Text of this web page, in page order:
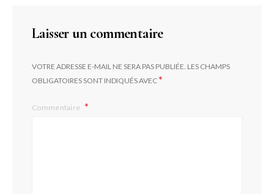
Laisser un commentaire
VOTRE ADRESSE E-MAIL NE SERA PAS PUBLIÉE. LES CHAMPS
OBLIGATOIRES SONT INDIQUÉS AVEC*
Commentaire